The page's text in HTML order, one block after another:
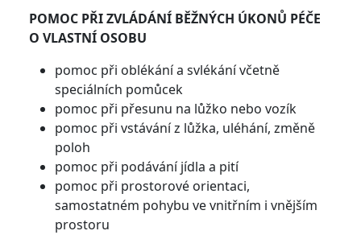
POMOC PŘI ZVLÁDÁNÍ BĚŽNÝCH ÚKONŮ PÉČE
O VLASTNÍ OSOBU
pomoc při oblékání a svlékání včetně
speciálních pomůcek
pomoc při přesunu na lůžko nebo vozík
pomoc při vstávání z lůžka, uléhání, změně
poloh
pomoc při podávání jídla a pití
pomoc při prostorové orientaci,
samostatném pohybu ve vnitřním i vnějším
prostoru